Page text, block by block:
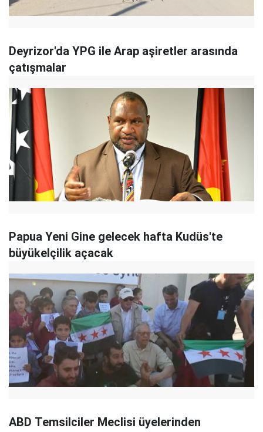
Deyrizor'da YPG ile Arap aşiretler arasında
çatışmalar
Papua Yeni Gine gelecek hafta Kudüs'te
büyükelçilik açacak
ABD Temsilciler Meclisi üyelerinden